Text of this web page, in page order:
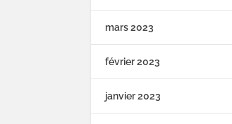
mars 2023
février 2023
janvier 2023